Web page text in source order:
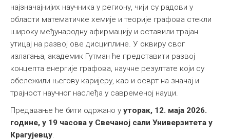
најзначајнијих научника у региону, чији су радови у
области математичке хемије и теорије графова стекли
широку међународну афирмацију и оставили трајан
утицај на развој ове дисциплине. У оквиру свог
излагања, академик Гутман ће представити развој
концепта енергије графова, научне резултате који су
обележили његову каријеру, као и осврт на значај и
трајност научног наслеђа у савременој науци.
Предавање ће бити одржано у уторак, 12. мајa 2026.
године, у 19 часова у Свечаној сали Универзитета у
Крагујевцу.